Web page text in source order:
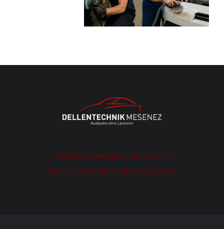
WORAUF WARTEST DU NOCH?
Komm vorbei, wir beraten dich gerne!